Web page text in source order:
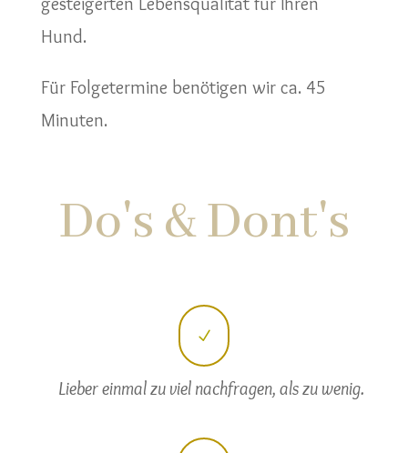
Hund.
Für Folgetermine benötigen wir ca. 45
Minuten.
Do's & Dont's
N
Lieber einmal zu viel nachfragen, als zu wenig.